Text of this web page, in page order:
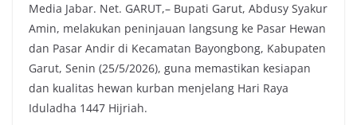
c
e
b
o
o
k
i
t
t
e
r
a
t
s
A
p
p
p
y
L
i
n
k
Media Jabar. Net. GARUT,– Bupati Garut, Abdusy Syakur
Amin, melakukan peninjauan langsung ke Pasar Hewan
dan Pasar Andir di Kecamatan Bayongbong, Kabupaten
Garut, Senin (25/5/2026), guna memastikan kesiapan
dan kualitas hewan kurban menjelang Hari Raya
Iduladha 1447 Hijriah.